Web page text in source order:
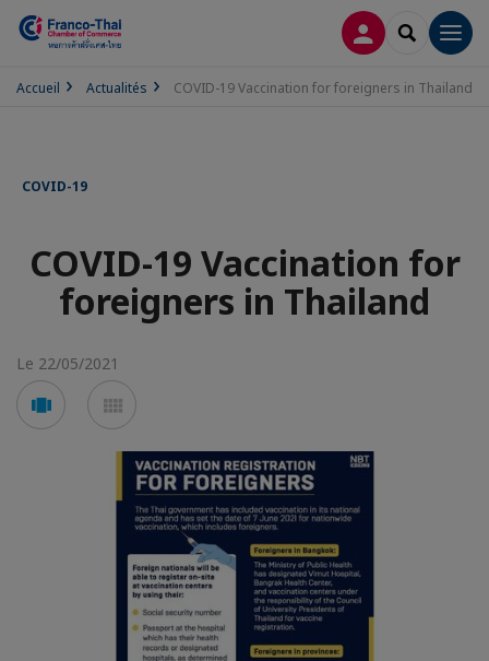
CONNEXION
Accueil Actualités COVID-19 Vaccination for foreigners in Thailand
COVID-19
COVID-19 Vaccination for
foreigners in Thailand
Le 22/05/2021
Voir
en
en
mosaïque